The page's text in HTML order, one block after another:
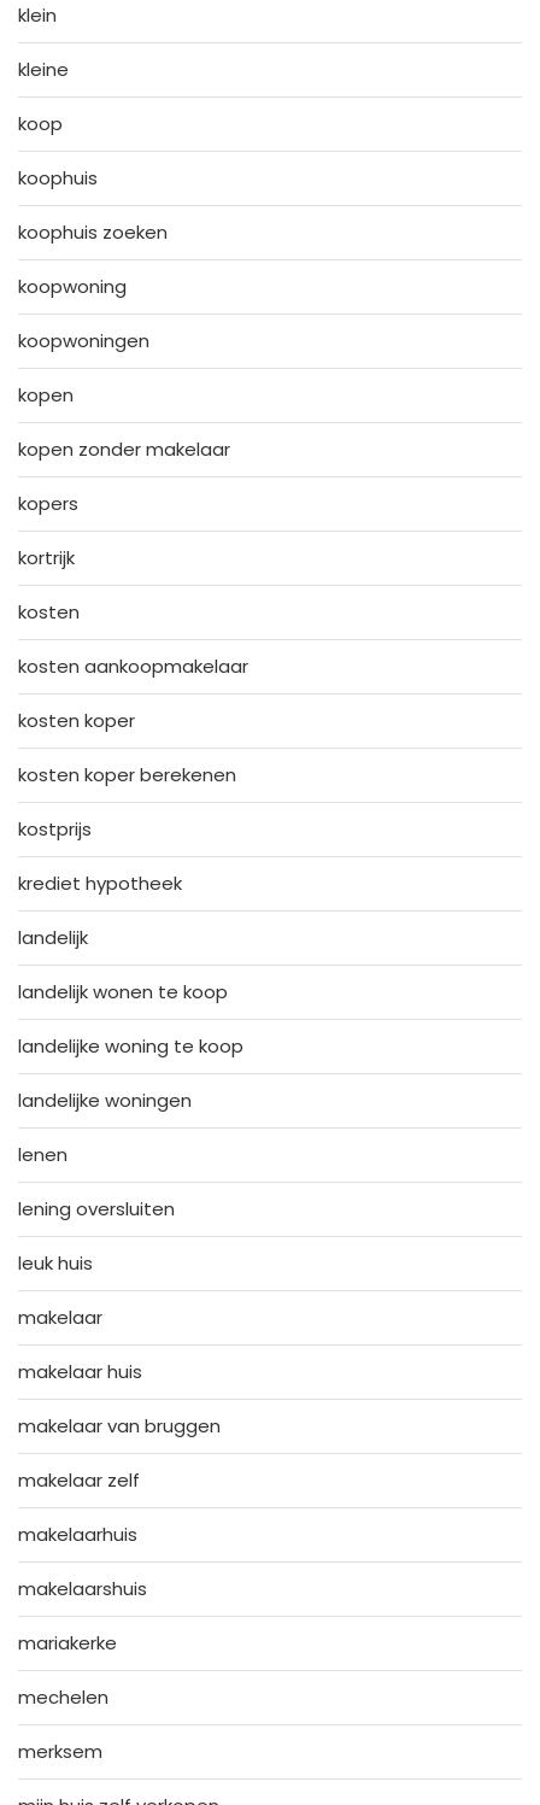
klein
kleine
koop
koophuis
koophuis zoeken
koopwoning
koopwoningen
kopen
kopen zonder makelaar
kopers
kortrijk
kosten
kosten aankoopmakelaar
kosten koper
kosten koper berekenen
kostprijs
krediet hypotheek
landelijk
landelijk wonen te koop
landelijke woning te koop
landelijke woningen
lenen
lening oversluiten
leuk huis
makelaar
makelaar huis
makelaar van bruggen
makelaar zelf
makelaarhuis
makelaarshuis
mariakerke
mechelen
merksem